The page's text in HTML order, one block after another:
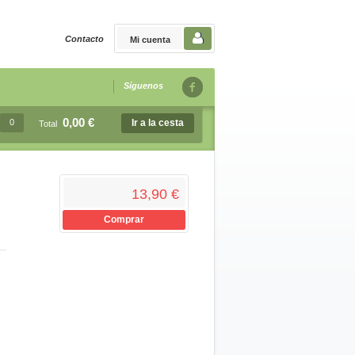
Mi cuenta
Contacto
Síguenos
0 Total 0,00 € Ir a la cesta
13,90 €
Comprar